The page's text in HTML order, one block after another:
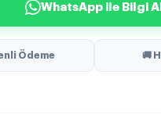
WhatsApp ile Bilgi Al
Ödeme 🚚